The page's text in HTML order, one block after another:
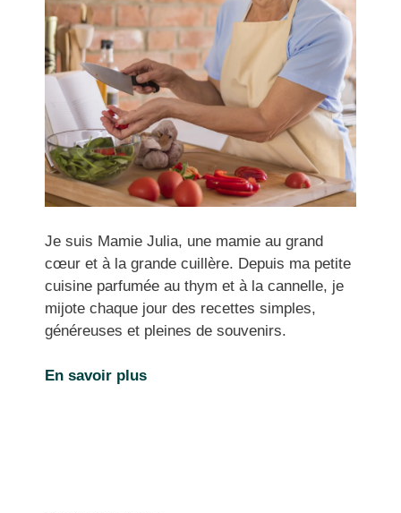
Je suis Mamie Julia, une mamie au grand
cœur et à la grande cuillère. Depuis ma petite
cuisine parfumée au thym et à la cannelle, je
mijote chaque jour des recettes simples,
généreuses et pleines de souvenirs.
En savoir plus